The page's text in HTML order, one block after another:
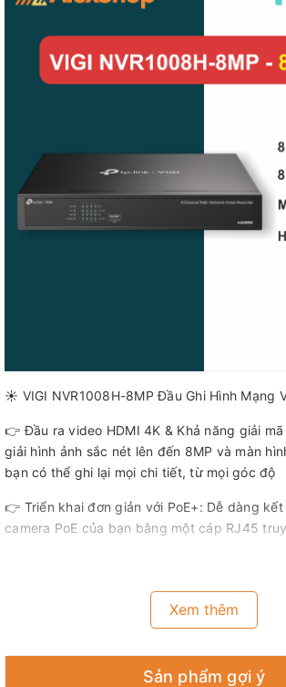
☀️ VIGI NVR1008H-8MP Đầu Ghi Hình Mạng
👉 Đầu ra video HDMI 4K & Khả năng giải
giải hình ảnh sắc nét lên đến 8MP và màn
bạn có thể ghi lại mọi chi tiết, từ mọi góc độ
👉 Triển khai đơn giản với PoE+: Dễ dàng
camera PoE của bạn bằng một cáp RJ45
cùng lúc, tăng tốc độ phát lại và tìm sự kiện
video để dễ dàng xem lại cảnh quay.
👉 H.265+: Không sử dụng bất kỳ băng
camera của bạn truyền video nén rõ nét để
Xem thêm
Sản phẩm gợi ý